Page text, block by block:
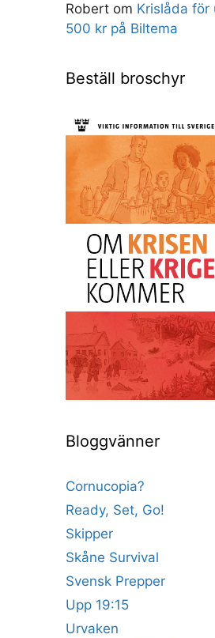
Robert om Krislåda för
500 kr på Biltema
Beställ broschyr
Bloggvänner
Cornucopia?
Ready, Set, Go!
Skipper
Skåne Survival
Svensk Prepper
Upp 19:15
Urvaken